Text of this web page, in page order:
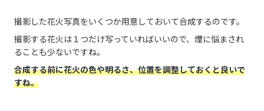
撮影した花火写真をいくつか用意しておいて合成するのです。
撮影する花火は１つだけ写っていればいいので、煙に悩まされ
ることも少ないですね。
合成する前に花火の色や明るさ、位置を調整しておくと良いで
すね。